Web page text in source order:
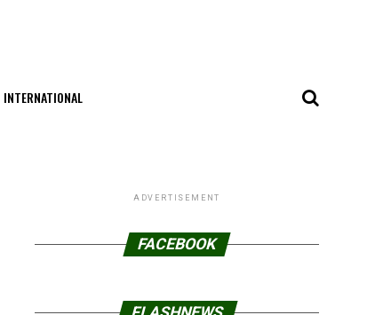
INTERNATIONAL
ADVERTISEMENT
FACEBOOK